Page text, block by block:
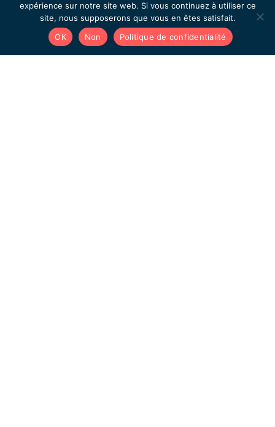
Tootak Emotion, la factory IA
expérience sur notre site web. Si vous continuez à utiliser ce
site, nous supposerons que vous en êtes satisfait.
OK
Non Politique de confidentialité